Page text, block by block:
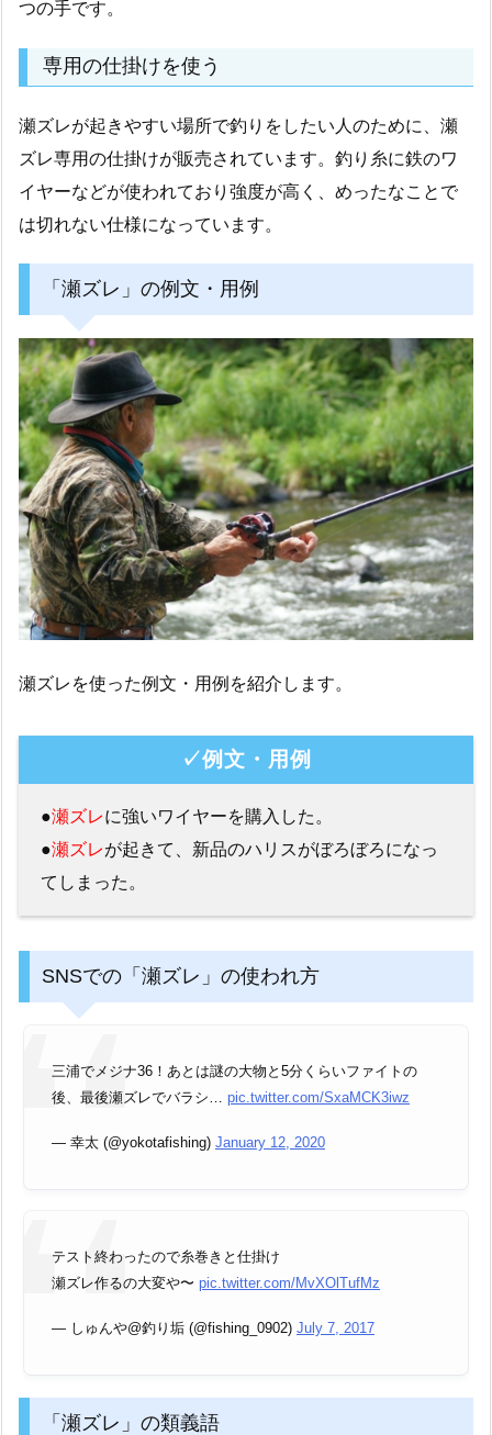
つの手です。
専用の仕掛けを使う
瀬ズレが起きやすい場所で釣りをしたい人のために、瀬
ズレ専用の仕掛けが販売されています。釣り糸に鉄のワ
イヤーなどが使われており強度が高く、めったなことで
は切れない仕様になっています。
「瀬ズレ」の例文・用例
瀬ズレを使った例文・用例を紹介します。
✓例文・用例
●瀬ズレに強いワイヤーを購入した。
●瀬ズレが起きて、新品のハリスがぼろぼろになっ
てしまった。
SNSでの「瀬ズレ」の使われ方
三浦でメジナ36！あとは謎の大物と5分くらいファイトの
後、最後瀬ズレでバラシ… pic.twitter.com/SxaMCK3iwz
— 幸太 (@yokotafishing) January 12, 2020
テスト終わったので糸巻きと仕掛け
瀬ズレ作るの大変や〜 pic.twitter.com/MvXOlTufMz
— しゅんや@釣り垢 (@fishing_0902) July 7, 2017
「瀬ズレ」の類義語